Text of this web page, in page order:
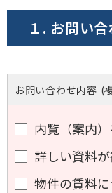
１. お問い
お問い合わせ内容 (
内覧（案内
詳しい資料
物件の賃料